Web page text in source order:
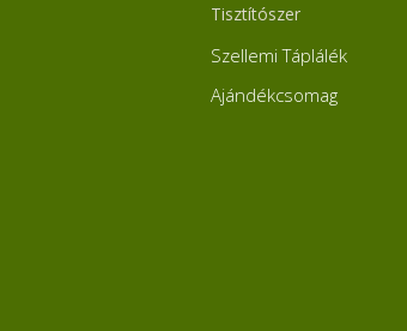
Tisztítószer
Szellemi Táplálék
Ajándékcsomag